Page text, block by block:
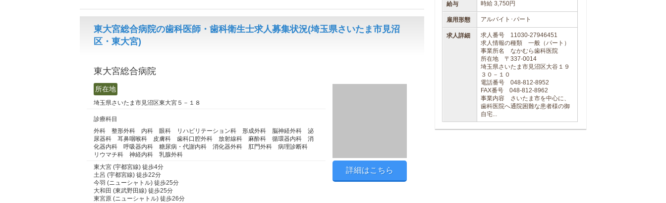
東大宮総合病院の歯科医師・歯科衛生士求人募集状況(埼玉県さいたま市見沼
区・東大宮)
東大宮総合病院
詳細はこちら
所在地
埼玉県さいたま市見沼区東大宮５－１８
診療科目
外科 整形外科 内科 眼科 リハビリテーション科 形成外科 脳神経外科 泌
尿器科 耳鼻咽喉科 皮膚科 歯科口腔外科 放射線科 麻酔科 循環器内科 消
化器内科 呼吸器内科 糖尿病・代謝内科 消化器外科 肛門外科 病理診断科
リウマチ科 神経内科 乳腺外科
東大宮 (宇都宮線) 徒歩4分
土呂 (宇都宮線) 徒歩22分
今羽 (ニューシャトル) 徒歩25分
大和田 (東武野田線) 徒歩25分
東宮原 (ニューシャトル) 徒歩26分
給与 時給 3,750円
雇用形態 アルバイト･パート
求人詳細
求人番号 11030-27946451
求人情報の種類 一般（パート）
事業所名 なかむら歯科医院
所在地 〒337-0014
埼玉県さいたま市見沼区大谷１９
３０－１０
電話番号 048-812-8952
FAX番号 048-812-8962
事業内容 さいたま市を中心に、
歯科医院へ通院困難な患者様の御
自宅...